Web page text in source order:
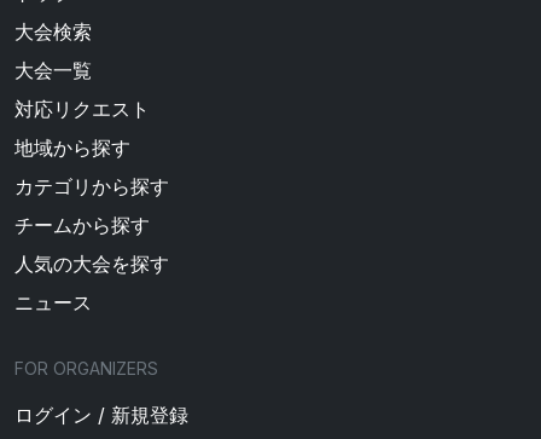
大会検索
大会一覧
対応リクエスト
地域から探す
カテゴリから探す
チームから探す
人気の大会を探す
ニュース
FOR ORGANIZERS
ログイン / 新規登録